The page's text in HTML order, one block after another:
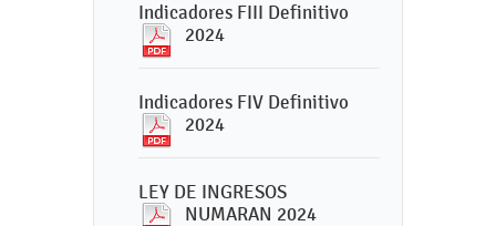
Indicadores FIII Definitivo
2024
Indicadores FIV Definitivo
2024
LEY DE INGRESOS
NUMARAN 2024